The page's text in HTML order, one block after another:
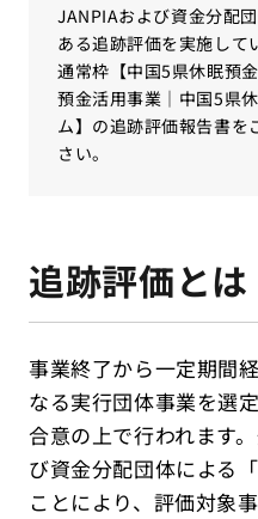
JANPIAおよび資金分配
ある追跡評価を実施して
通常枠【中国5県休眠預
預金活用事業｜中国5県
ム】の追跡評価報告書を
さい。
追跡評価とは
事業終了から一定期間
なる実行団体事業を選
合意の上で行われます
び資金分配団体による
ことにより、評価対象